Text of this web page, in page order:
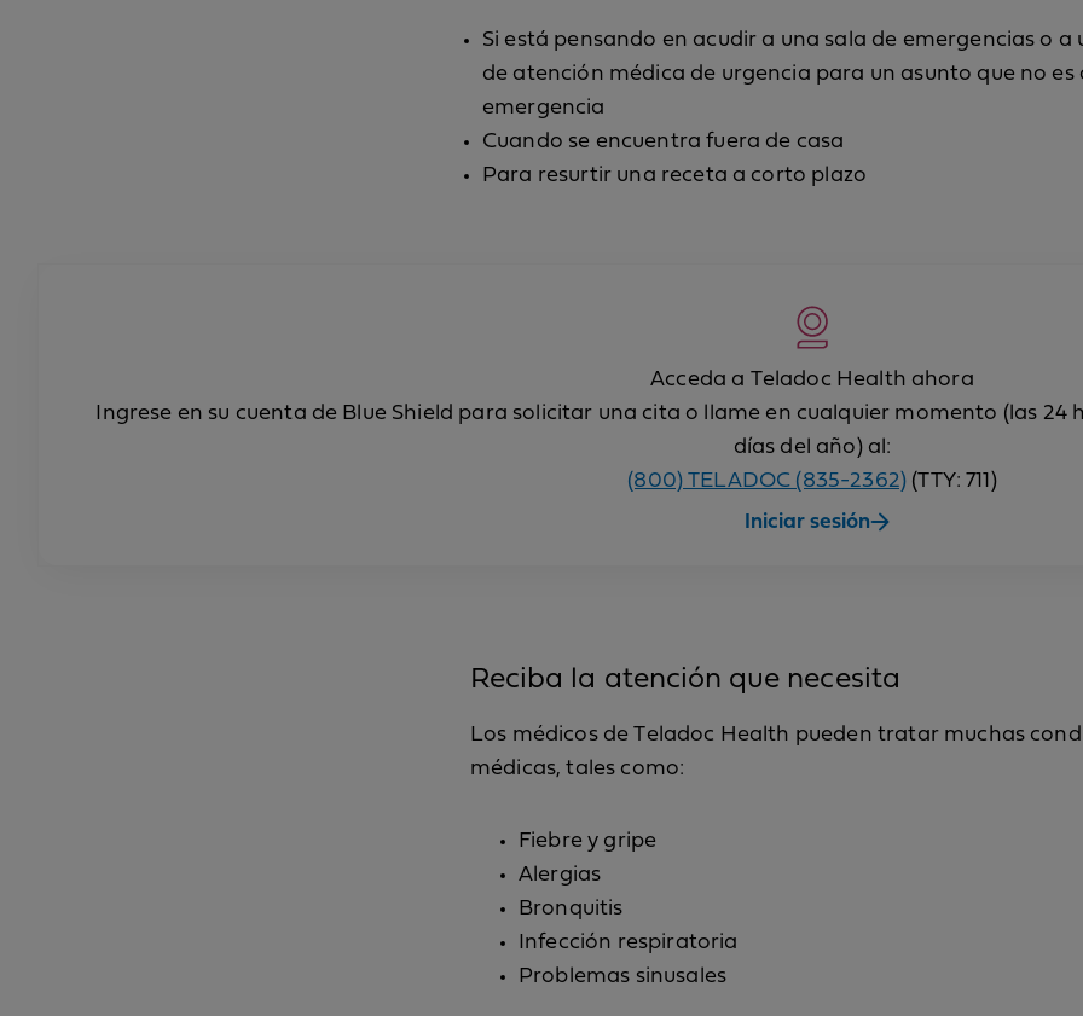
Si está pensando en acudir a una sala de emergencias o a
de atención médica de urgencia para un asunto que no es
emergencia
Cuando se encuentra fuera de casa
Para resurtir una receta a corto plazo
Acceda a Teladoc Health ahora
Ingrese en su cuenta de Blue Shield para solicitar una cita o llame en cualquier momento (las 24
días del año) al:
(800) TELADOC (835-2362) (TTY: 711)
Iniciar sesión
Reciba la atención que necesita
Los médicos de Teladoc Health pueden tratar muchas
médicas, tales como:
Fiebre y gripe
Alergias
Bronquitis
Infección respiratoria
Problemas sinusales